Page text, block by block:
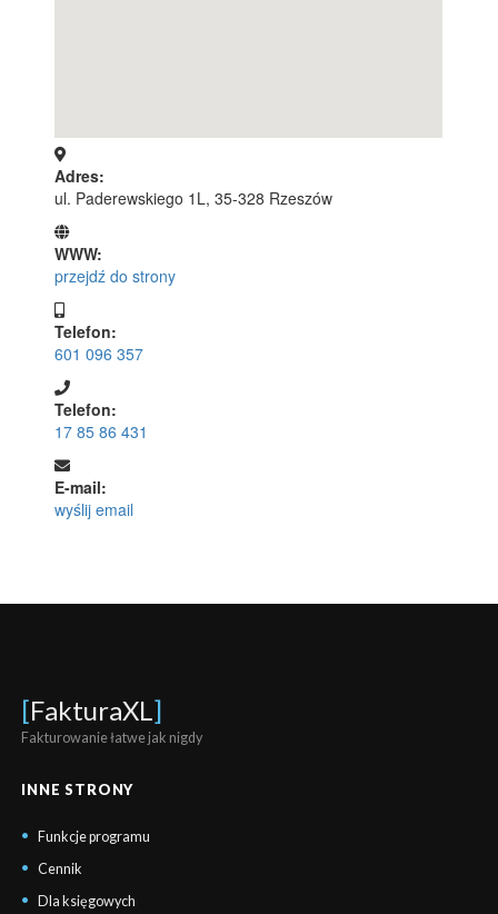
Adres:
ul. Paderewskiego 1L, 35-328 Rzeszów
WWW:
przejdź do strony
Telefon:
601 096 357
Telefon:
17 85 86 431
E-mail:
wyślij email
[FakturaXL]
Fakturowanie łatwe jak nigdy
INNE STRONY
Funkcje programu
Cennik
Dla księgowych